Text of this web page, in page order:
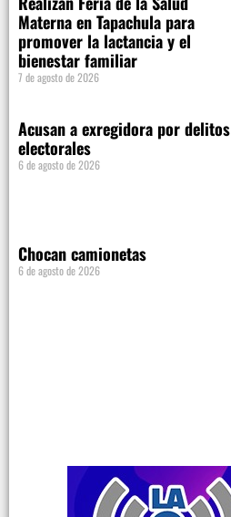
Materna en Tapachula para
promover la lactancia y el
bienestar familiar
7 de agosto de 2026
Acusan a exregidora por delitos
electorales
6 de agosto de 2026
Chocan camionetas
6 de agosto de 2026